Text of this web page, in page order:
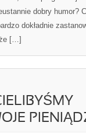
dobry humor?
dokładnie
[…]